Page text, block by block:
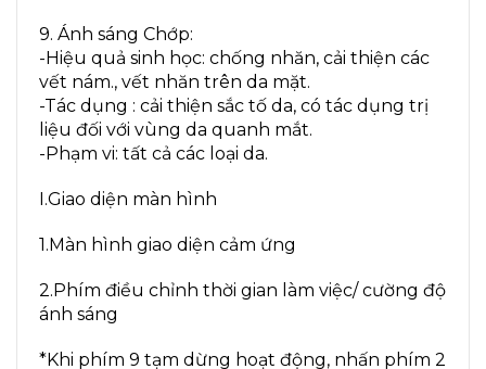
9. Ánh sáng Chớp:
-Hiệu quả sinh học: chống nhăn, cải thiện các
vết nám., vết nhăn trên da mặt.
-Tác dụng : cải thiện sắc tố da, có tác dụng trị
liệu đối với vùng da quanh mắt.
-Phạm vi: tất cả các loại da.
I.Giao diện màn hình
1.Màn hình giao diện cảm ứng
2.Phím điều chỉnh thời gian làm việc/ cường độ
ánh sáng
*Khi phím 9 tạm dừng hoạt động, nhấn phím 2